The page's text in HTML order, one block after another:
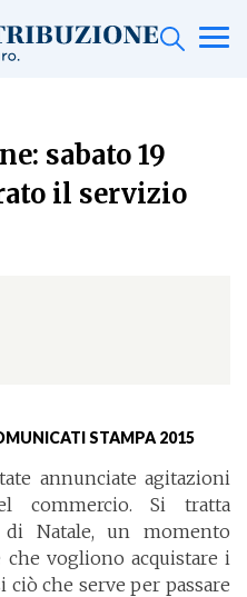
sabato 19
il servizio
STAMPA 2015
annunciate agitazioni
commercio. Si tratta
Natale, un momento
vogliono acquistare i
che serve per passare